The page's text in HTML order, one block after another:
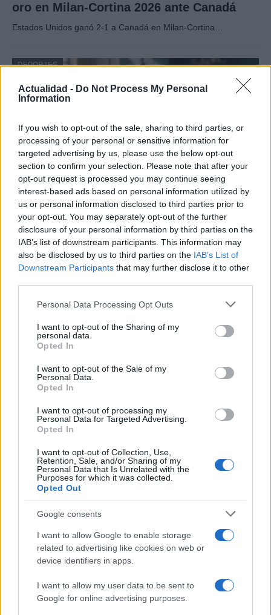
Actualidad - Do Not Process My Personal
Information
If you wish to opt-out of the sale, sharing to third parties, or
processing of your personal or sensitive information for
targeted advertising by us, please use the below opt-out
section to confirm your selection. Please note that after your
opt-out request is processed you may continue seeing
interest-based ads based on personal information utilized by
us or personal information disclosed to third parties prior to
your opt-out. You may separately opt-out of the further
disclosure of your personal information by third parties on the
IAB’s list of downstream participants. This information may
also be disclosed by us to third parties on the IAB’s List of
Downstream Participants that may further disclose it to other
Please note that this website/app uses one or more Google
not limited to your visit or usage behaviour. You may click to
grant or deny consent to Google and its third-party tags to
use your data for below specified purposes in below Google
consent section.
Personal Data Processing Opt Outs
I want to opt-out of the Sharing of my
personal data.
Opted In
I want to opt-out of the Sale of my
Personal Data.
Opted In
I want to opt-out of processing my
Personal Data for Targeted Advertising.
Opted In
I want to opt-out of Collection, Use,
Retention, Sale, and/or Sharing of my
Personal Data that Is Unrelated with the
Purposes for which it was collected.
Opted Out
Google consents
I want to allow Google to enable storage
related to advertising like cookies on web or
device identifiers in apps.
I want to allow my user data to be sent to
Google for online advertising purposes.
oro en Milan-Cortina 2026 ante Canadá
Estados Unidos ganó 2-1 a Canadá en Milan-Cortina…
DEPORTES
VAR en el fútbol: cuándo interviene, qué
revisa y qué no
El VAR ha revolucionado el fútbol. Descubre cómo…
DEPORTES
Programación deportiva gratuita: lo que
no te puedes perder en agosto de 2026
El verano de 2026 está repleto de eventos…